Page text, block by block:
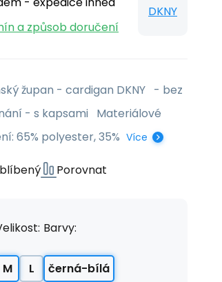
a způsob doručení
DKNY
župan - cardigan DKNY - bez
- s kapsami Materiálové
65% polyester, 35% Více
Porovnat
M L
Barvy:
černá-bílá